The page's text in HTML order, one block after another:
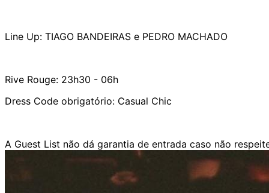
Line Up: TIAGO BANDEIRAS e PEDRO MACHADO
Rive Rouge: 23h30 - 06h
Dress Code obrigatório: Casual Chic
A Guest List não dá garantia de entrada caso não